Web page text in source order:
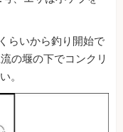
らいから釣り開始で
の堰の下でコンクリ
。